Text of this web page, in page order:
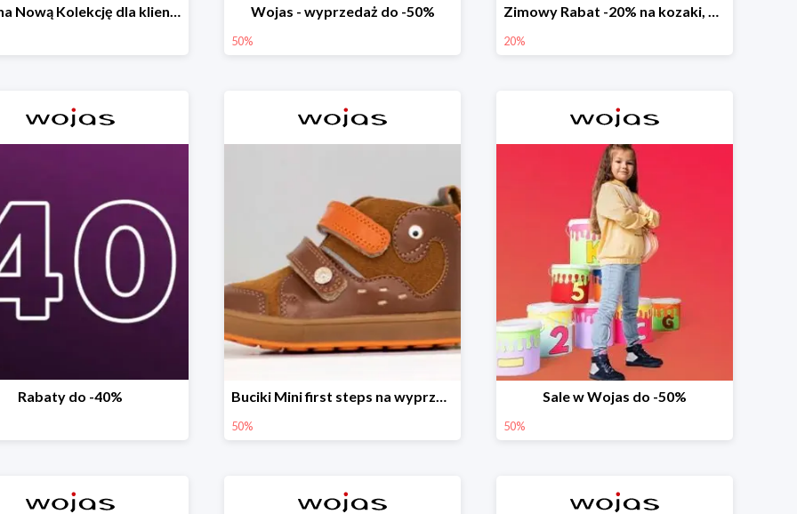
-20% na Nową Kolekcję dla klientów PREMIUM Wojas - wyprzedaż do -50%
50%
Zimowy Rabat -20% na kozaki, botki, trzewiki, wyprzedaż
20%
Rabaty do -40% Buciki Mini first steps na wyprzedaży
50%
Sale w Wojas do -50%
50%